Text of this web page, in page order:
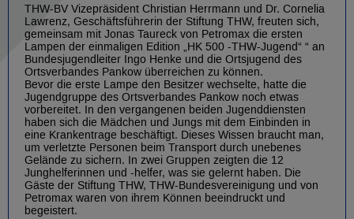
THW-BV Vizepräsident Christian Herrmann und Dr. Cornelia
Lawrenz, Geschäftsführerin der Stiftung THW, freuten sich,
gemeinsam mit Jonas Taureck von Petromax die ersten
Lampen der einmaligen Edition „HK 500 -THW-Jugend“ “ an
Bundesjugendleiter Ingo Henke und die Ortsjugend des
Ortsverbandes Pankow überreichen zu können.
Bevor die erste Lampe den Besitzer wechselte, hatte die
Jugendgruppe des Ortsverbandes Pankow noch etwas
vorbereitet. In den vergangenen beiden Jugenddiensten
haben sich die Mädchen und Jungs mit dem Einbinden in
eine Krankentrage beschäftigt. Dieses Wissen braucht man,
um verletzte Personen beim Transport durch unebenes
Gelände zu sichern. In zwei Gruppen zeigten die 12
Junghelferinnen und -helfer, was sie gelernt haben. Die
Gäste der Stiftung THW, THW-Bundesvereinigung und von
Petromax waren von ihrem Können beeindruckt und
begeistert.